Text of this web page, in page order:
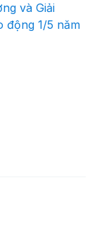
và Giải
động 1/5 năm